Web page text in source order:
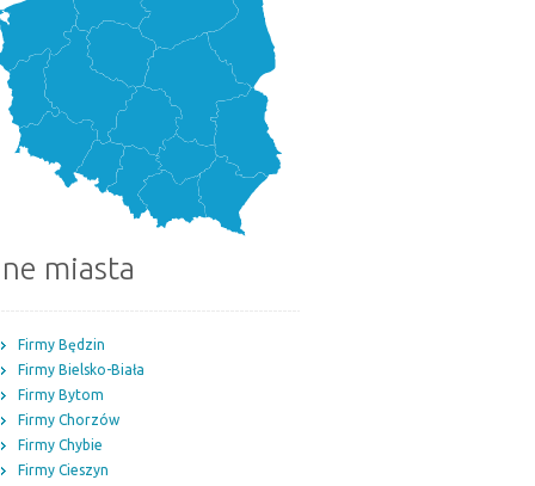
miasta
Firmy Będzin
Firmy Bielsko-Biała
Firmy Bytom
Firmy Chorzów
Firmy Chybie
Firmy Cieszyn